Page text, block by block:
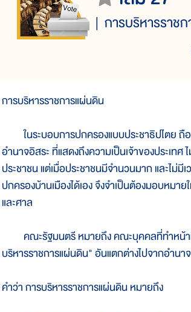
การบริหารราช
การบริหารราชการแผ่นดิน
ในระบอบการปกครองแบบประชาธิปไตย ถือ
อำนาจอิสระ ที่แสดงถึงความเป็นเจ้าของประเท
ประชาชน แต่เมื่อประชาชนมีจำนวนมาก และไม่
ปกครองบ้านเมืองได้เอง จึงจำเป็นต้องมอบหม
และศาล
คณะรัฐมนตรี หมายถึง คณะบุคคลที่ทำหน้าที่
บริหารราชการแผ่นดิน" อันแตกต่างไปจากอำนา
คำว่า การบริหารราชการแผ่นดิน หมายถึง